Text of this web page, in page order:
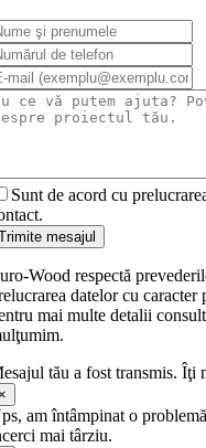
Sunt de acord cu
mesajul
Wood respectă
datelor cu caracter
mai multe detalii
tău a fost transmis. Îţi
am întâmpinat o
mai târziu.